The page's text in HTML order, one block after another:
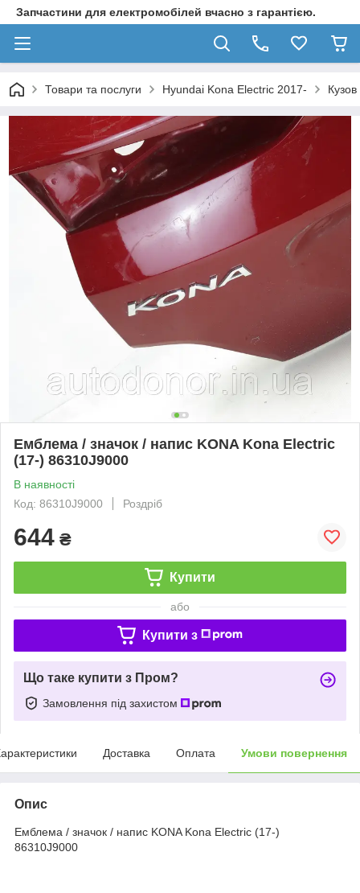
Запчастини для електромобілей вчасно з гарантією.
Товари та послуги Hyundai Kona Electric 2017- Кузов
Емблема / значок / напис KONA Kona Electric
(17-) 86310J9000
В наявності
Код: 86310J9000
Роздріб
644 ₴
Купити
або
Купити з
Що таке купити з Пром?
Замовлення під захистом
Доставка Оплата Умови повернення
Опис
Емблема / значок / напис KONA Kona Electric (17-)
86310J9000